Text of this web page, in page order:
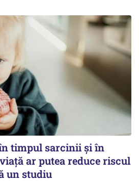
timpul sarcinii și în
ar putea reduce riscul
un studiu